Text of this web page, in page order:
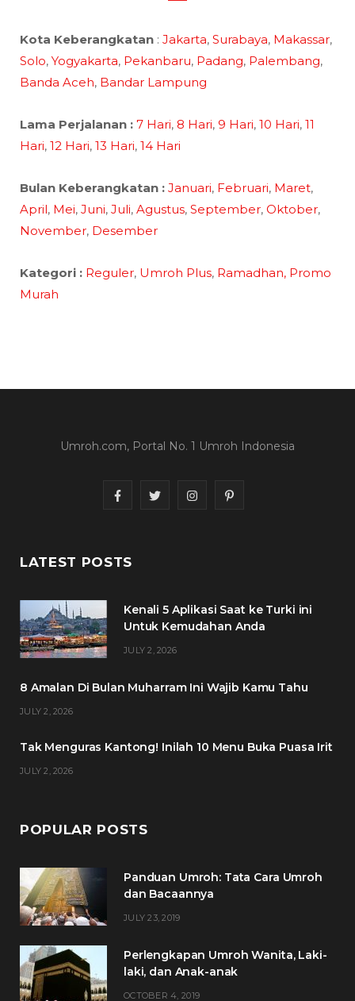
Kota Keberangkatan : Jakarta, Surabaya, Makassar,
Solo, Yogyakarta, Pekanbaru, Padang, Palembang,
Banda Aceh, Bandar Lampung
Lama Perjalanan : 7 Hari, 8 Hari, 9 Hari, 10 Hari, 11
Hari, 12 Hari, 13 Hari, 14 Hari
Bulan Keberangkatan : Januari, Februari, Maret,
April, Mei, Juni, Juli, Agustus, September, Oktober,
November, Desember
Kategori : Reguler, Umroh Plus, Ramadhan, Promo
Murah
Umroh.com, Portal No. 1 Umroh Indonesia
F
c
b
T
t
I
a
P
e
LATEST POSTS
Kenali 5 Aplikasi Saat ke Turki ini
Untuk Kemudahan Anda
JULY 2, 2026
8 Amalan Di Bulan Muharram Ini Wajib Kamu Tahu
JULY 2, 2026
Tak Menguras Kantong! Inilah 10 Menu Buka Puasa Irit
JULY 2, 2026
POPULAR POSTS
Panduan Umroh: Tata Cara Umroh
dan Bacaannya
JULY 23, 2019
Perlengkapan Umroh Wanita, Laki-
laki, dan Anak-anak
OCTOBER 4, 2019